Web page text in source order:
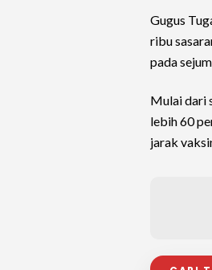
Gugus
ribu
pada
Mulai dari
lebih 60
jarak